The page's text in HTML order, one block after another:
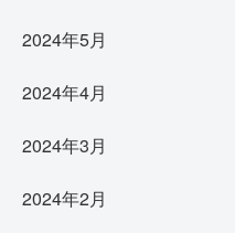
2024年5月
2024年4月
2024年3月
2024年2月